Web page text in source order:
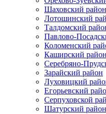
Шаховский район
Лотошинский
Талдомский
Павлово-
Коломенский
Каширский район
Серебряно-
Зарайский район
Луховицкий
Егорьевский
Серпуховской
Шатурский район